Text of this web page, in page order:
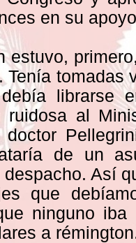
en su
estuvo,
Tenía tomadas
librarse
ruidosa al
doctor
de un
Así
que
ninguno
a